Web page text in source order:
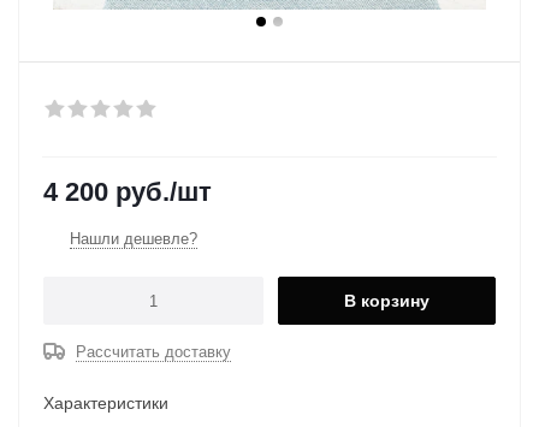
4 200 руб./шт
Нашли дешевле?
В корзину
Рассчитать доставку
Характеристики